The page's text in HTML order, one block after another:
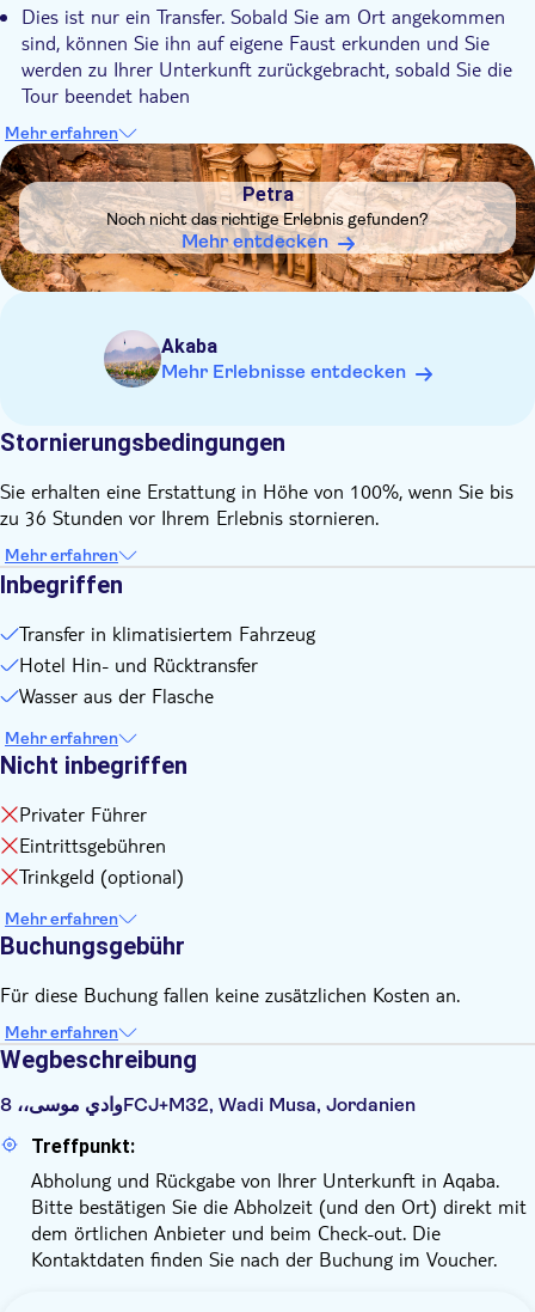
Dies ist nur ein Transfer. Sobald Sie am Ort angekommen
sind, können Sie ihn auf eigene Faust erkunden und Sie
werden zu Ihrer Unterkunft zurückgebracht, sobald Sie die
Tour beendet haben
Bitte bringen Sie Ihren Reisepass mit, da dieser im Tick
Office vorgelegt werden muss
Sie haben 3–4 Stunden Zeit, um Petra zu erkunden
Es wird empfohlen, einen Hut, viel Wasser und Sonnencreme
mitzubringen
Bitte tragen Sie wetterangepasste, bequeme Kleidung und
Schuhe zum Wandern
Bitte seien Sie mindestens 15 Minuten vor Ihrer Abholzeit
Mehr erfahren
DSA1Petra
Petra
Noch nicht das richtige Erlebnis gefunden?
Mehr entdecken
Akaba
Mehr Erlebnisse entdecken
Stornierungsbedingungen
Sie erhalten eine Erstattung in Höhe von 100%, wenn Sie bis
zu 36 Stunden vor Ihrem Erlebnis stornieren.
Mehr erfahren
Inbegriffen
Transfer in klimatisiertem Fahrzeug
Hotel Hin- und Rücktransfer
Wasser aus der Flasche
Mehr erfahren
Nicht inbegriffen
Privater Führer
Eintrittsgebühren
Trinkgeld (optional)
Mehr erfahren
Buchungsgebühr
Für diese Buchung fallen keine zusätzlichen Kosten an.
Mehr erfahren
Wegbeschreibung
وادي موسى،، 8FCJ+M32, Wadi Musa, Jordanien
Treffpunkt:
Abholung und Rückgabe von Ihrer Unterkunft in Aqaba.
Bitte bestätigen Sie die Abholzeit (und den Ort) direkt mit
dem örtlichen Anbieter und beim Check-out. Die
Kontaktdaten finden Sie nach der Buchung im Voucher.